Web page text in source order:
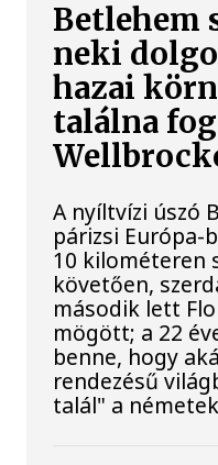
Betlehem
neki
hazai
találna
A nyíltvízi úszó
párizsi Európa-
10 kilométeren
követően,
második lett
mögött; a 22
benne, hogy
rendezésű
talál" a